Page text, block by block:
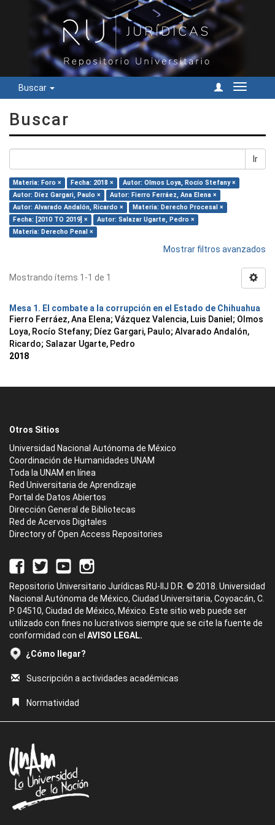
Buscar
Cambiar
Buscar
Ir
Materia: Foro × Fecha: 2018 ×
Autor: Olmos Loya, Rocío Stefany ×
Autor: Díez Gargari, Paulo ×
Autor: Fierro Ferráez, Ana Elena ×
Autor: Alvarado Andalón, Ricardo ×
Materia: Derecho Procesal ×
Fecha: [2010 TO 2019] ×
Autor: Salazar Ugarte, Pedro ×
Materia: Derecho Penal ×
Mostrar filtros avanzados
Mostrando ítems 1-1 de 1
Mesa 1. El combate a la corrupción en el Estado de Chihuahua
Fierro Ferráez, Ana Elena; Vázquez Valencia, Luis Daniel ; Olmos
Loya, Rocío Stefany; Díez Gargari, Paulo; Alvarado Andalón,
Ricardo; Salazar Ugarte, Pedro
2018
Otros Sitios
Universidad Nacional Autónoma de México
Coordinación de Humanidades UNAM
Toda la UNAM en línea
Red Universitaria de Aprendizaje
Portal de Datos Abiertos
Dirección General de Bibliotecas
Red de Acervos Digitales
Directory of Open Access Repositories
Repositorio Universitario Jurídicas RU-IIJ D.R. © 2018. Universidad
Nacional Autónoma de México, Ciudad Universitaria, Coyoacán, C.
P. 04510, Ciudad de México, México. Este sitio web puede ser
utilizado con fines no lucrativos siempre que se cite la fuente de
conformidad con el AVISO LEGAL.
¿Cómo llegar?
Suscripción a actividades académicas
Normatividad